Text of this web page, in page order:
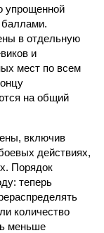
упрощенной
в отдельную
и
мест по всем
на общий
включив
действиях,
Порядок
теперь
количество
меньше